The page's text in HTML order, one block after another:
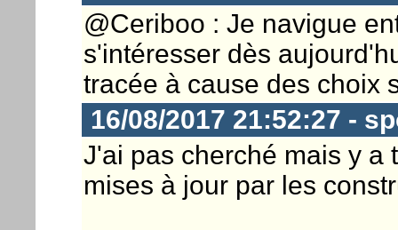
@Ceriboo : Je navigue
s'intéresser dès
tracée à cause des choix
16/08/2017 21:52:27 -
J'ai pas cherché mais y a
mises à jour par les